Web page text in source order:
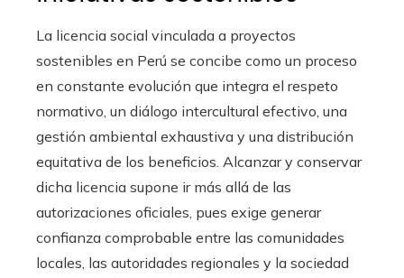
La licencia social vinculada a proyectos
sostenibles en Perú se concibe como un proceso
en constante evolución que integra el respeto
normativo, un diálogo intercultural efectivo, una
gestión ambiental exhaustiva y una distribución
equitativa de los beneficios. Alcanzar y conservar
dicha licencia supone ir más allá de las
autorizaciones oficiales, pues exige generar
confianza comprobable entre las comunidades
locales, las autoridades regionales y la sociedad